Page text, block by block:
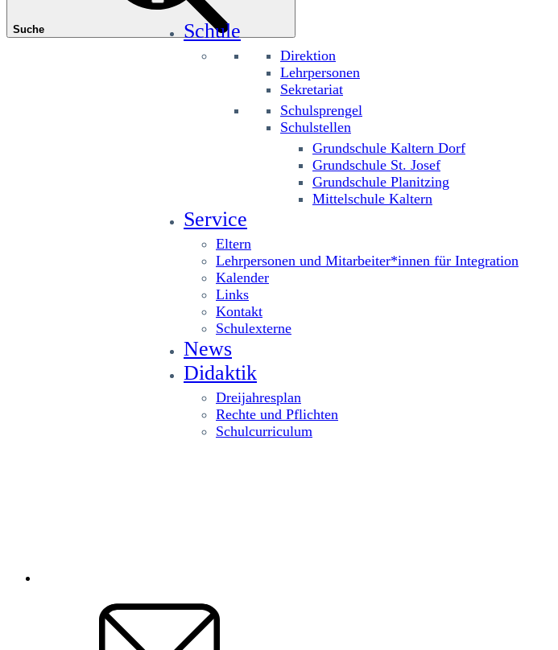
Suche Schule
Direktion
Lehrpersonen
Sekretariat
Schulsprengel
Schulstellen
Grundschule Kaltern Dorf
Grundschule St. Josef
Grundschule Planitzing
Mittelschule Kaltern
Service
Eltern
Lehrpersonen und Mitarbeiter*innen für Integration
Kalender
Links
Kontakt
Schulexterne
News
Didaktik
Dreijahresplan
Rechte und Pflichten
Schulcurriculum